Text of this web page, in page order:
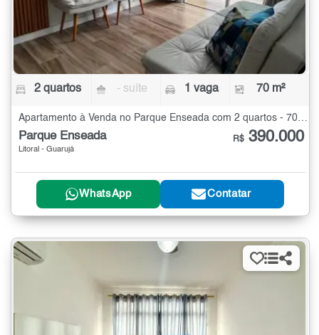
2 quartos - suíte 1 vaga 70 m²
Apartamento à Venda no Parque Enseada com 2 quartos - 70 m²
Parque Enseada
Litoral - Guarujá
R$ 390.000
WhatsApp Contatar